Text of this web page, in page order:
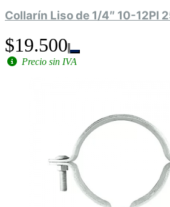
Collarín Liso de 1/4″ 10-12Pl
$19.500
Precio sin IVA